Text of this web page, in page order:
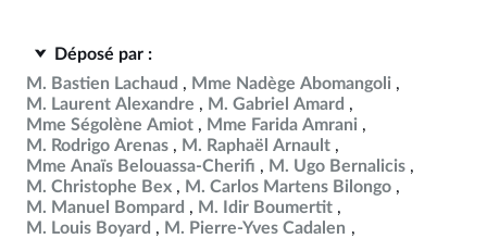
Déposé par :
M. Bastien Lachaud
Mme Nadège Abomangoli
M. Laurent Alexandre
M. Gabriel Amard
Mme Ségolène Amiot
Mme Farida Amrani
M. Rodrigo Arenas
M. Raphaël Arnault
Mme Anaïs Belouassa-Cherifi
M. Ugo Bernalicis
M. Christophe Bex
M. Carlos Martens Bilongo
M. Manuel Bompard
M. Idir Boumertit
M. Louis Boyard
M. Pierre-Yves Cadalen